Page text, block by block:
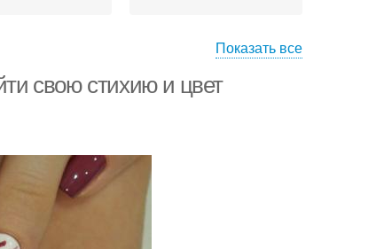
Показать все
свою стихию и цвет